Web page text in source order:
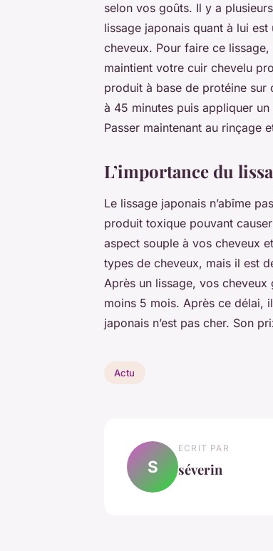
selon vos goûts. Il y a
lissage japonais quant à lui
cheveux. Pour faire ce
maintient votre cuir chevelu
produit à base de protéine sur
à 45 minutes puis appliquer
Passer maintenant au rinçage
L’importance du
Le lissage japonais n’abîme
produit toxique pouvant
aspect souple à vos cheveux
types de cheveux, mais il est
Après un lissage, vos
moins 5 mois. Après ce délai,
japonais n’est pas cher. Son
Actu
S
ECRIT PAR
séverin